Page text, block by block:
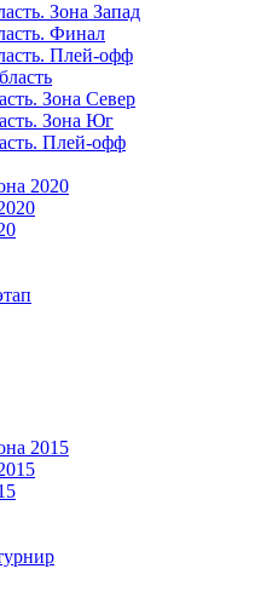
Зона Запад
Финал
Плей-офф
Зона Север
Зона Юг
Плей-офф
2020
2015